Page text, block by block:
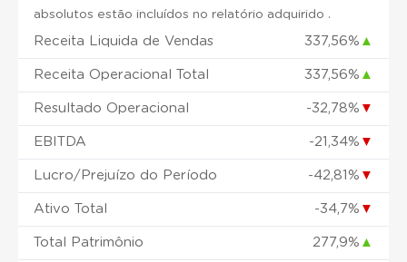
absolutos estão incluídos no relatório adquirido .
Receita Liquida de Vendas 337,56% ▲
Receita Operacional Total 337,56% ▲
Resultado Operacional -32,78% ▼
EBITDA -21,34% ▼
Lucro/Prejuízo do Período -42,81% ▼
Ativo Total -34,7% ▼
Total Patrimônio 277,9% ▲